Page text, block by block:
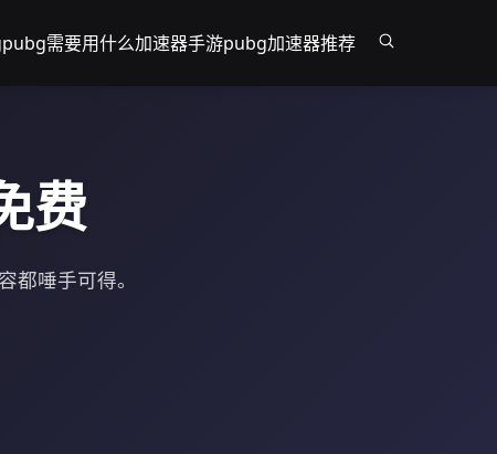
pubg需要用什么加速器手游pubg加速器推荐
费
唾手可得。